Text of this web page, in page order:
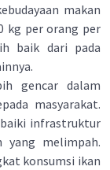
makan
kg per orang per
baik dari pada
gencar dalam
masyarakat.
infrastruktur
yang melimpah.
konsumsi ikan